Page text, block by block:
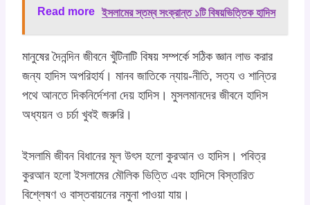
Read more ইসলামের স্তম্ব সংক্রান্ত ১টি বিষয়ভিত্তিক হাদিস
মানুষের দৈনন্দিন জীবনে খুঁটিনাটি বিষয় সম্পর্কে সঠিক জ্ঞান লাভ করার
জন্য হাদিস অপরিহার্য। মানব জাতিকে ন্যায়-নীতি, সত্য ও শান্তির
পথে আনতে দিকনির্দেশনা দেয় হাদিস। মুসলমানদের জীবনে হাদিস
অধ্যয়ন ও চর্চা খুবই জরুরি।
ইসলামি জীবন বিধানের মূল উৎস হলো কুরআন ও হাদিস। পবিত্র
কুরআন হলো ইসলামের মৌলিক ভিত্তি এবং হাদিসে বিস্তারিত
বিশ্লেষণ ও বাস্তবায়নের নমুনা পাওয়া যায়।